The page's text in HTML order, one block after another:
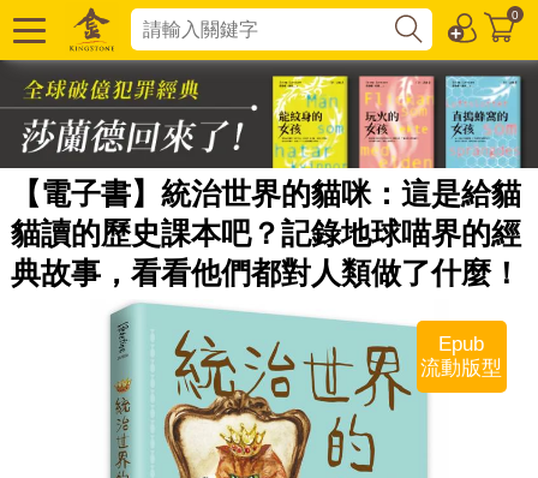
0
【電子書】統治世界的貓咪：這是給貓
貓讀的歷史課本吧？記錄地球喵界的經
典故事，看看他們都對人類做了什麼！
Epub
流動版型